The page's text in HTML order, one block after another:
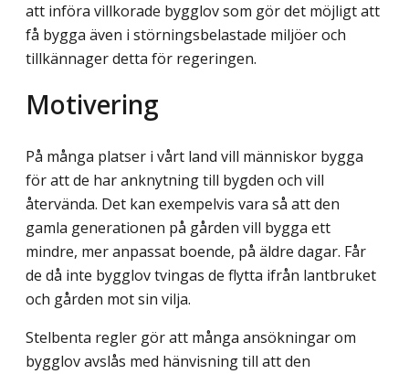
att införa villkorade bygglov som gör det möjligt att
få bygga även i störningsbelastade miljöer och
tillkännager detta för regeringen.
Motivering
På många platser i vårt land vill människor bygga
för att de har anknytning till bygden och vill
återvända. Det kan exempelvis vara så att den
gamla generationen på gården vill bygga ett
mindre, mer anpassat boende, på äldre dagar. Får
de då inte bygglov tvingas de flytta ifrån lantbruket
och gården mot sin vilja.
Stelbenta regler gör att många ansökningar om
bygglov avslås med hänvisning till att den